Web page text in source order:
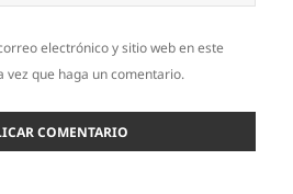
electrónico y sitio web en este
vez que haga un comentario.